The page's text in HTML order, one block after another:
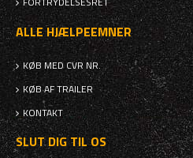
ALLE HJÆLPEEMNER
KØB MED CVR NR.
KØB AF TRAILER
KONTAKT
SLUT DIG TIL OS